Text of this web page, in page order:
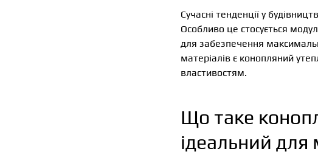
Сучасні тенденції у
Особливо це стосується
для забезпечення
матеріалів є конопляний
властивостям.
Що таке
ідеальний для